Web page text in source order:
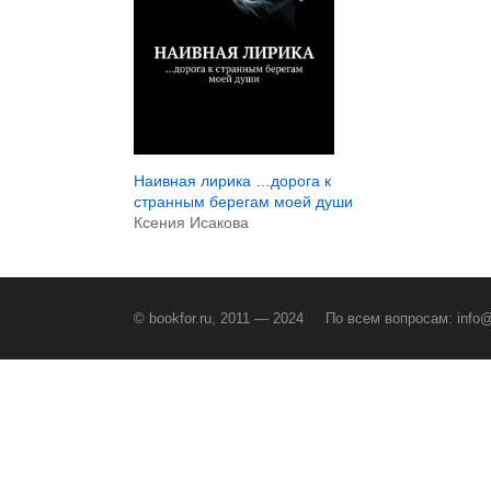
Наивная лирика …дорога к
странным берегам моей души
Ксения Исакова
© bookfor.ru, 2011 — 2024 По всем вопросам: